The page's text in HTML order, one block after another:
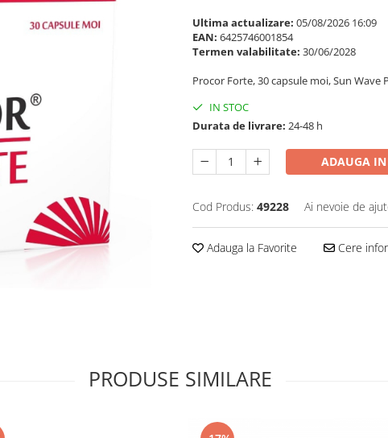
Ultima actualizare: 05/08/2026 16:09
EAN: 6425746001854
Termen valabilitate: 30/06/2028
Procor Forte, 30 capsule moi, Sun Wave
IN STOC
Durata de livrare: 24-48 h
ADAUGA IN
Cod Produs: 49228 Ai nevoie de
Adauga la Favorite Cere
PRODUSE SIMILARE